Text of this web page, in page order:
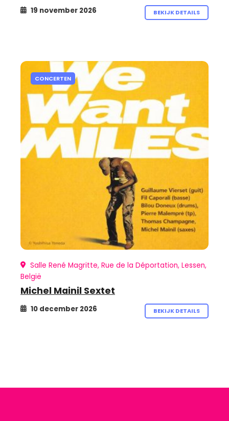
19 november 2026 BEKIJK DETAILS
CONCERTEN
Salle René Magritte, Rue de la Déportation, Lessen,
België
Michel Mainil Sextet
10 december 2026 BEKIJK DETAILS